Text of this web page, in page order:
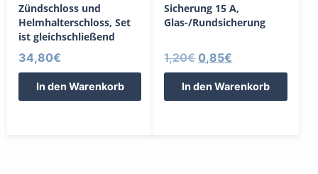
Zündschloss und
Helmhalterschloss, Set
ist gleichschließend
34,80€
In den Warenkorb
Sicherung 15 A,
Glas-/Rundsicherung
1,20€ Ursprünglicher
Preis
war:
0,85€
Preis
ist:
In den Warenkorb